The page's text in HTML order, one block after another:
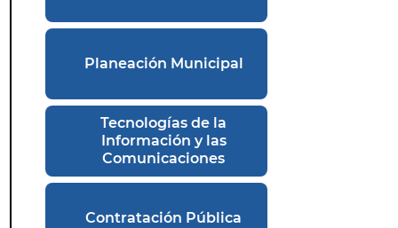
Planeación Municipal
Tecnologías de la
Información y las
Comunicaciones
Contratación Pública